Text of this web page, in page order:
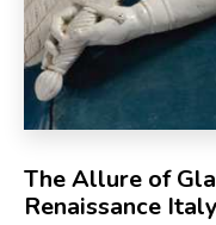
The Allure of
Renaissance Italy